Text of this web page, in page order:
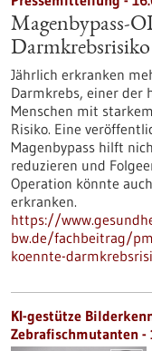
Magenbypass-
Darmkrebsrisiko
Jährlich erkranken
Darmkrebs, einer der
Menschen mit
Risiko. Eine
Magenbypass hilft
reduzieren und
Operation könnte
erkranken.
https://
bw.de/fachbeitrag/
koennte-
KI-gestütze
Zebrafischmutanten -